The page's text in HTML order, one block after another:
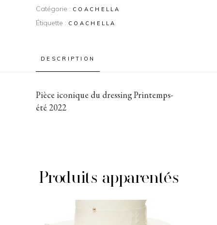
Catégorie : COACHELLA
Étiquette : COACHELLA
DESCRIPTION
Pièce iconique du dressing Printemps-
été 2022
Produits apparentés